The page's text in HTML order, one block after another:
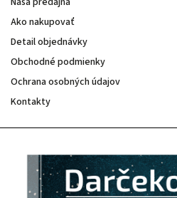
Ako nakupovať
Detail objednávky
Obchodné podmienky
Ochrana osobných údajov
Kontakty